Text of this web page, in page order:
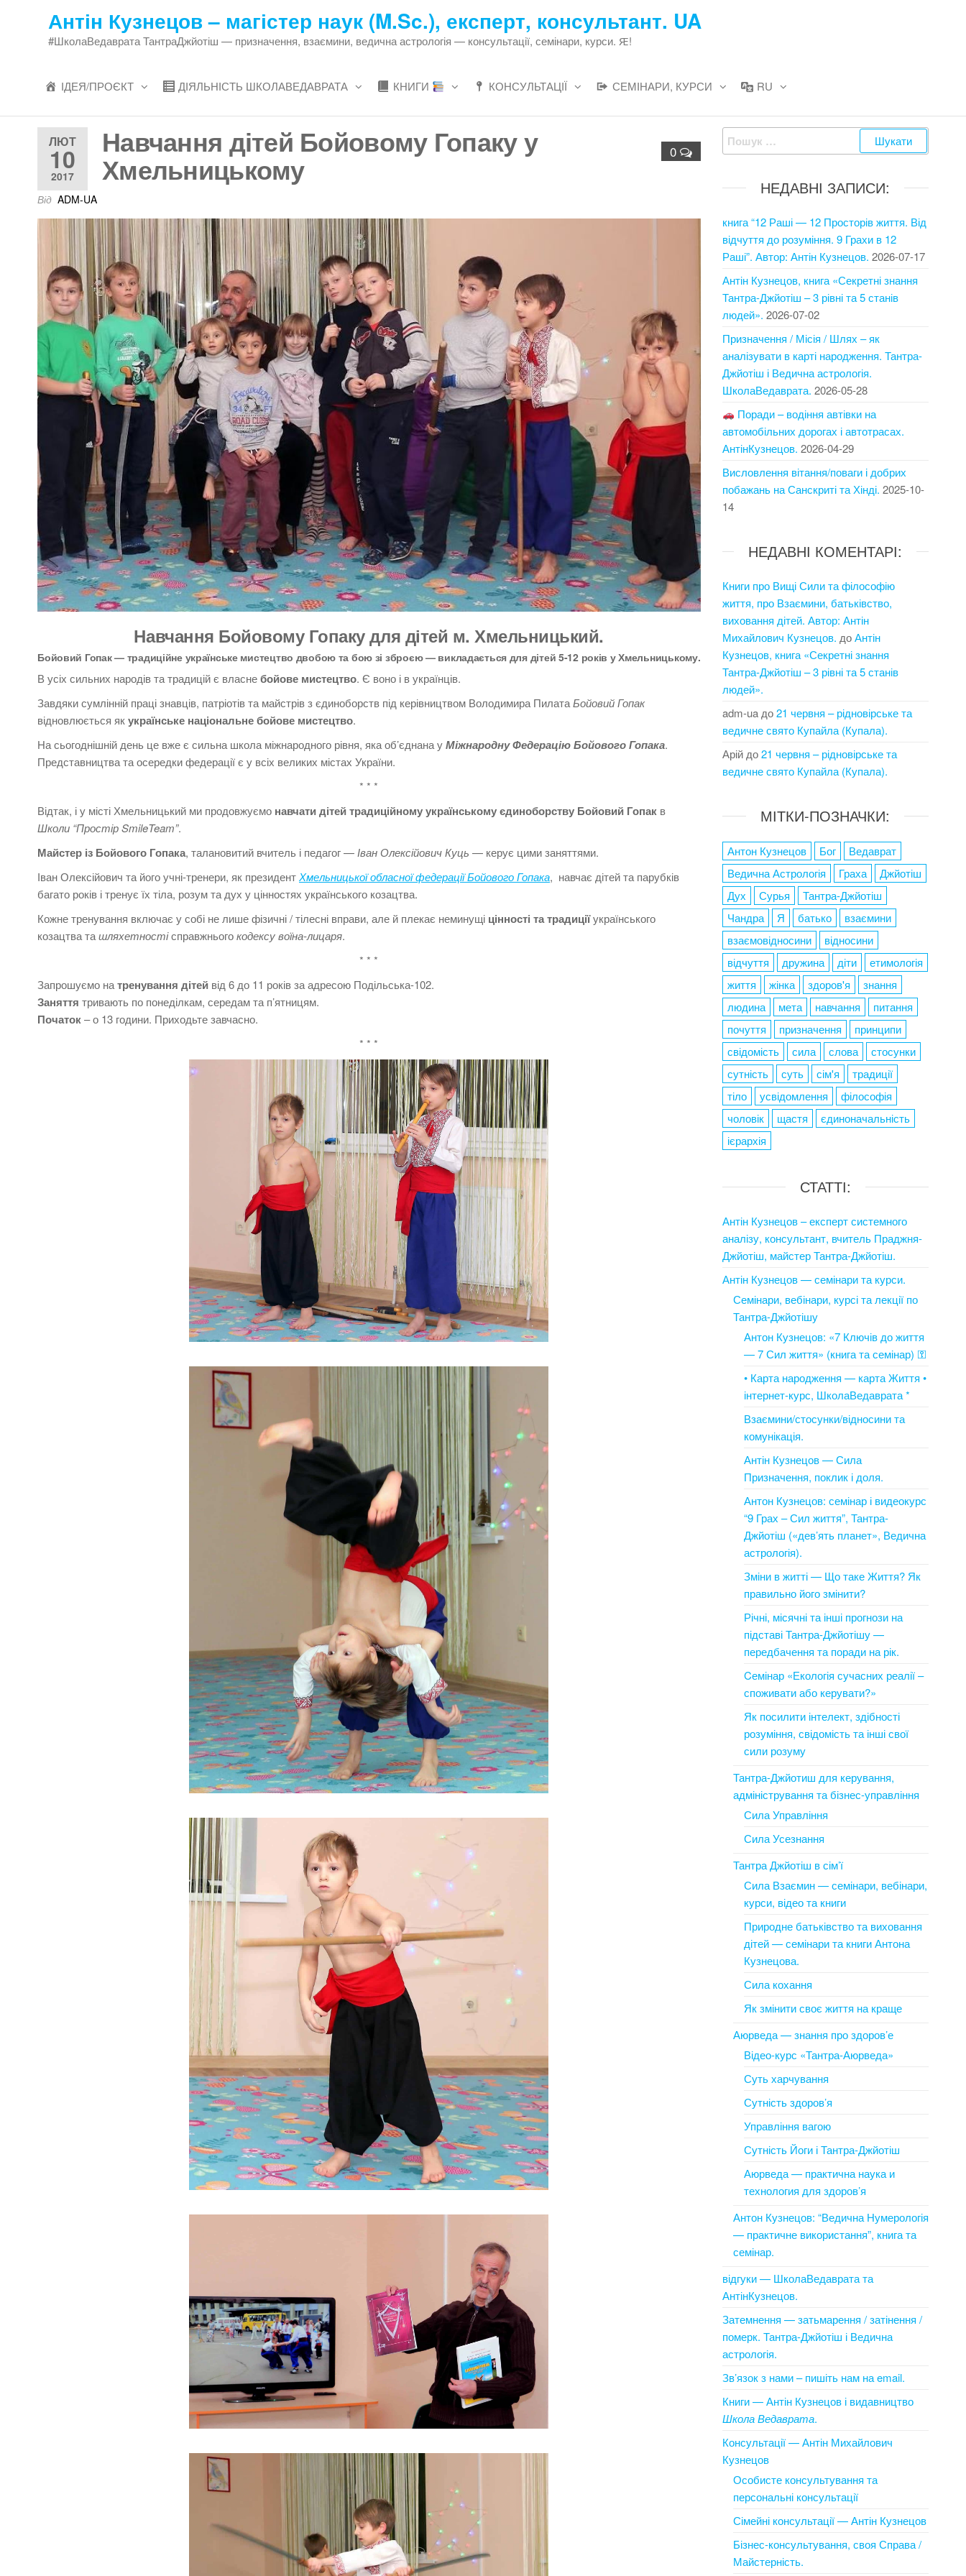
Антін Кузнецов – магістер наук (M.Sc.), експерт, консультант. UA
#ШколаВедаврата ТантраДжйотіш — призначення, взаємини, ведична астрологія — консультації, семінари, курси. Ԙ!
ІДЕЯ/ПРОЄКТ ДІЯЛЬНІСТЬ ШКОЛАВЕДАВРАТА КНИГИ КОНСУЛЬТАЦІЇ СЕМІНАРИ, КУРСИ RU
ЛЮТ
10
2017
0
Навчання дітей Бойовому Гопаку у
Хмельницькому
Від ADM-UA
Навчання Бойовому Гопаку для дітей м. Хмельницький.
Бойовий Гопак — традиційне українське мистецтво двобою та бою зі зброєю — викладається для дітей 5-12 років у Хмельницькому.
В усіх сильних народів та традицій є власнебойове мистецтво. Є воно і в українців.
Завдяки сумлінній праці знавців, патріотів та майстрів з єдиноборств під керівництвом Володимира ПилатаБойовий Гопак
відновлюється якукраїнське національне бойове мистецтво.
На сьогоднішній день це вже є сильна школа міжнародного рівня, яка об’єднана уМіжнародну Федерацію Бойового Гопака.
Представництва та осередки федерації є у всіх великих містах України.
* * *
Відтак, і у місті Хмельницький ми продовжуємо навчати дітей традиційному українському єдиноборству Бойовий Гопак в
Школи “Простір SmileTeam”.
Майстер із Бойового Гопака, талановитий вчитель і педагог — Іван Олексійович Куць — керує цими заняттями.
Іван Олексійович та його учні-тренери, як президентХмельницької обласної федерації Бойового Гопака, навчає дітей та парубків
багато років і тренує їх тіла, розум та дух у цінностях українського козацтва.
Кожне тренування включає у собі не лише фізичні / тілесні вправи, але й плекає неминущі цінності та традиціїукраїнського
козацтва ташляхетностісправжньогокодексу воїна-лицаря.
* * *
Запрошуємо натренування дітей від 6 до 11 років за адресою Подільська-102.
Заняття тривають по понеділкам, середам та п’ятницям.
Початок– о 13 години. Приходьте завчасно.
* * *
Пошук:
НЕДАВНІ ЗАПИСИ:
книга “12 Раші — 12 Просторів життя. Від
відчуття до розуміння. 9 Грахи в 12
Раші”. Автор: Антін Кузнецов. 2026-07-17
Антін Кузнецов, книга «Секретні знання
Тантра-Джйотіш – 3 рівні та 5 станів
людей». 2026-07-02
Призначення / Місія / Шлях – як
аналізувати в карті народження. Тантра-
Джйотіш і Ведична астрологія.
ШколаВедаврата. 2026-05-28
Поради – водіння автівки на
автомобільних дорогах і автотрасах.
АнтінКузнецов. 2026-04-29
Висловлення вітання/поваги і добрих
побажань на Санскриті та Хінді. 2025-10-
14
НЕДАВНІ КОМЕНТАРІ:
Книги про Вищі Сили та філософію
життя, про Взаємини, батьківство,
виховання дітей. Автор: Антін
Михайлович Кузнецов. доАнтін
Кузнецов, книга «Секретні знання
Тантра-Джйотіш – 3 рівні та 5 станів
людей».
adm-uaдо21 червня – рідновірське та
ведичне свято Купайла (Купала).
Арійдо21 червня – рідновірське та
ведичне свято Купайла (Купала).
МІТКИ-ПОЗНАЧКИ:
Антон Кузнецов Бог
Ведаврат
Ведична Астрологія
Граха
Джйотіш
Дух
Сурья
Тантра-Джйотіш
Чандра
Я батько
взаємини
взаємовідносини
відносини
відчуття
дружина діти
етимологія
життя
жінка здоров'я
знання
людина
мета навчання
питання
почуття
призначення
принципи
свідомість
сила слова
стосунки
сутність
суть сім'я
традиції
тіло
усвідомлення
філософія
чоловік
щастя
єдиноначальність
ієрархія
СТАТТІ:
Антін Кузнецов – експерт системного
аналізу, консультант, вчитель Праджня-
Джйотіш, майстер Тантра-Джйотіш.
Антін Кузнецов — семінари та курси.
Семінари, вебінари, курсі та лекції по
Тантра-Джйотішу
Антон Кузнецов: «7 Ключів до життя
— 7 Сил життя» (книга та семінар) ⚿
• Карта народження — карта Життя •
інтернет-курс, ШколаВедаврата *
Взаємини/стосунки/відносини та
комунікація.
Антін Кузнецов — Сила
Призначення, поклик і доля.
Антон Кузнецов: семінар і видеокурс
“9 Грах – Сил життя”, Тантра-
Джйотіш («дев’ять планет», Ведична
астрологія).
Зміни в житті — Що таке Життя? Як
правильно його змінити?
Річні, місячні та інші прогнози на
підставі Тантра-Джйотішу —
передбачення та поради на рік.
Cемінар «Екологія сучасних реалії –
споживати або керувати?»
Як посилити інтелект, здібності
розуміння, свідомість та інші свої
сили розуму
Тантра-Джйотиш для керування,
адміністрування та бізнес-управління
Сила Управління
Сила Усезнання
Тантра Джйотіш в сім’ї
Сила Взаємин — семінари, вебінари,
курси, відео та книги
Природне батьківство та виховання
дітей — семінари та книги Антона
Кузнецова.
Сила кохання
Як змінити своє життя на краще
Аюрведа — знання про здоров’е
Відео-курс «Тантра-Аюрведа»
Суть харчування
Сутність здоров’я
Управління вагою
Сутність Йоги і Тантра-Джйотіш
Аюрведа — практична наука и
технология для здоров’я
Антон Кузнецов: “Ведична Нумерологія
— практичне використання”, книга та
семінар.
відгуки — ШколаВедаврата та
АнтінКузнецов.
Затемнення — затьмарення / затінення /
померк. Тантра-Джйотіш і Ведична
астрологія.
Зв’язок з нами – пишіть нам на email.
Книги — Антін Кузнецов і видавництво
Школа Ведаврата.
Консультації — Антін Михайлович
Кузнецов
Особисте консультування та
персональні консультації
Сімейні консультації — Антін Кузнецов
Бізнес-консультування, своя Справа /
Майстерність.